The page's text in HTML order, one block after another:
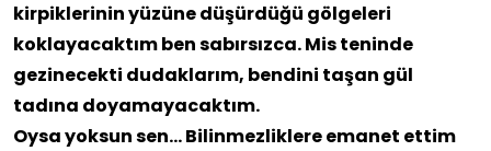
kirpiklerinin yüzüne düşürdüğü gölgeleri
koklayacaktım ben sabırsızca. Mis teninde
gezinecekti dudaklarım, bendini taşan gül
tadına doyamayacaktım.
Oysa yoksun sen… Bilinmezliklere emanet ettim